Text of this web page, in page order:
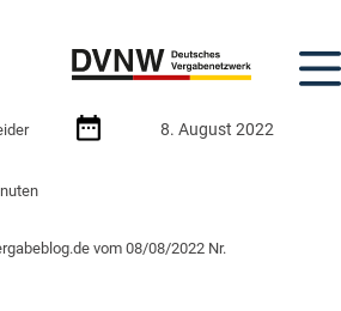
8. August 2022
vom 08/08/2022 Nr.